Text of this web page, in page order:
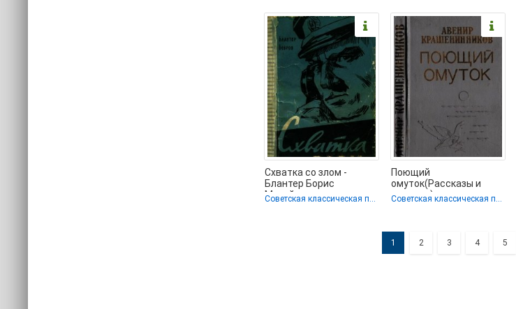
электронных книг TXT,
Схватка со злом -
Блантер Борис
Михайлович
Советская классическая проза
Поющий
омуток(Рассказы и
повесть) -
Советская классическая проза
1 2 3 4 5